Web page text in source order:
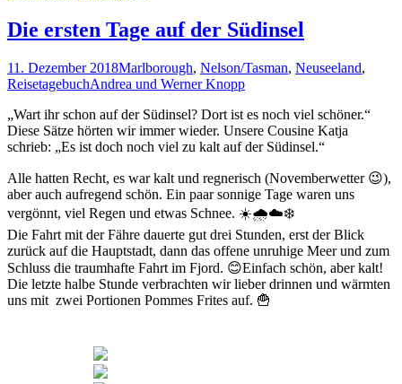
Die ersten Tage auf der Südinsel
11. Dezember 2018Marlborough, Nelson/Tasman, Neuseeland,
ReisetagebuchAndrea und Werner Knopp
„Wart ihr schon auf der Südinsel? Dort ist es noch viel schöner.“
Diese Sätze hörten wir immer wieder. Unsere Cousine Katja
schrieb: „Es ist doch noch viel zu kalt auf der Südinsel.“
Alle hatten Recht, es war kalt und regnerisch (Novemberwetter 😉),
aber auch aufregend schön. Ein paar sonnige Tage waren uns
vergönnt, viel Regen und etwas Schnee. ☀️🌧☁️❄️
Die Fahrt mit der Fähre dauerte gut drei Stunden, erst der Blick
zurück auf die Hauptstadt, dann das offene unruhige Meer und zum
Schluss die traumhafte Fahrt im Fjord. 😊Einfach schön, aber kalt!
Die letzte halbe Stunde verbrachten wir lieber drinnen und wärmten
uns mit zwei Portionen Pommes Frites auf. 🍟